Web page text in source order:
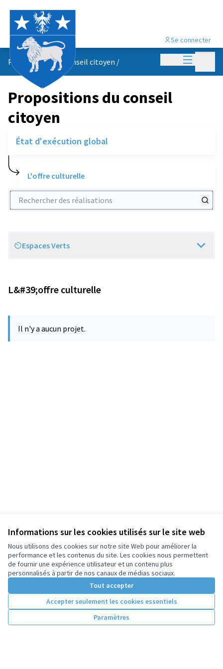
Informations sur les cookies utilisés sur le site web
Nous utilisons des cookies sur notre site Web pour améliorer la
performance et les contenus du site. Les cookies nous permettent
de fournir une expérience utilisateur et un contenu plus
personnalisés à partir de nos canaux de médias sociaux.
Tout accepter
Accepter seulement les cookies essentiels
Paramètres
Menu
Se connecter
Propositions du conseil citoyen /
Propositions du conseil
citoyen
État d'exécution global
L'offre culturelle
Rechercher des réalisations
Scope
Espaces Verts
L&#39;offre culturelle
Il n'y a aucun projet.